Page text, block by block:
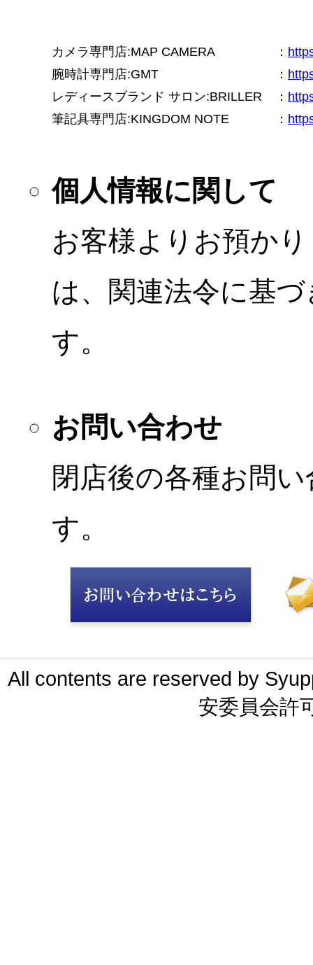
カメラ専門店:MAP CAMERA ：
腕時計専門店:GMT
：
レディースブランド サロン:BRILLER
：
筆記具専門店:KINGDOM NOTE
：
個人情報に関して
お客様よりお預か
は、関連法令に基
す。
お問い合わせ
閉店後の各種お問
す。
All contents are reserved by
安委員会許